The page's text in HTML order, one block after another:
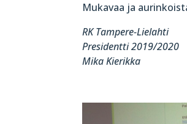
Mukavaa ja
RK Tampere-Lielahti
Presidentti 2019/2020
Mika Kierikka